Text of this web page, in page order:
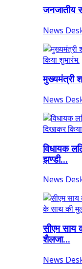
जनजातीय
News
मुख्यमंत्री
News
विधायक
झण्डी...
News
सीएम साय
शैलजा...
News